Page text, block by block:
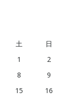
土
日
1
2
8
9
15
16